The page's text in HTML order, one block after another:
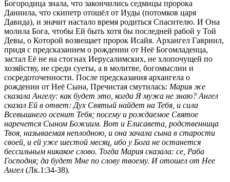
Богородица знала, что закончились седмицы пророка
Даниила, что скипетр отошёл от Иуды (потомков царя
Давида), и значит настало время родиться Спасителю. И Она
молила Бога, чтобы Ей быть хотя бы последней рабой у Той
Девы, о Которой возвещает пророк Исайя. Архангел Гавриил,
придя с предсказанием о рождении от Неё Богомладенца,
застал Её не на стогнах Иерусалимских, не хлопочущей по
хозяйству, не среди суеты, а в молитве, богомыслии и
сосредоточенности. После предсказания архангела о
рождении от Неё Сына, Пречистая смутилась: Мария же
сказала Ангелу: как будет это, когда Я мужа не знаю? Ангел
сказал Ей в ответ: Дух Святый найдет на Тебя, и сила
Всевышнего осенит Тебя; посему и рождаемое Святое
наречется Сыном Божиим. Вот и Елисавета, родственница
Твоя, называемая неплодною, и она зачала сына в старости
своей, и ей уже шестой месяц, ибо у Бога не останется
бессильным никакое слово. Тогда Мария сказала: се, Раба
Господня; да будет Мне по слову твоему. И отошел от Нее
Ангел (Лк.1:34-38).